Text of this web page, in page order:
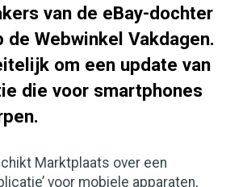
van de eBay-dochter
de Webwinkel Vakdagen.
om een update van
die voor smartphones
Marktplaats over een
voor mobiele apparaten,